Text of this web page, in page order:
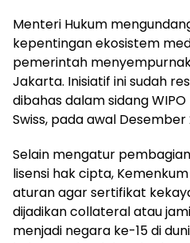
Menteri Hukum
kepentingan ekosistem
pemerintah
Jakarta. Inisiatif ini sudah
dibahas dalam sidang
Swiss, pada awal
Selain mengatur
lisensi hak cipta,
aturan agar sertifikat
dijadikan collateral atau
menjadi negara ke-15 di